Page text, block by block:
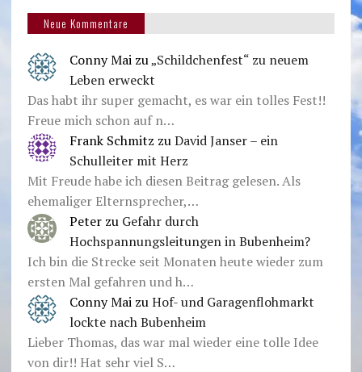
Neue Kommentare
Conny Mai zu„Schildchenfest“ zu neuem
Leben erweckt
Das habt ihr super gemacht, es war ein tolles Fest!!
Freue mich schon auf n…
Frank Schmitz zu David Janser – ein
Schulleiter mit Herz
Mit Freude habe ich diesen Beitrag gelesen. Als
ehemaliger Elternsprecher,…
Peter zu Gefahr durch
Hochspannungsleitungen in Bubenheim?
Ich bin die Strecke seit Monaten heute wieder zum
ersten Mal gefahren und h…
Conny Mai zu Hof- und Garagenflohmarkt
lockte nach Bubenheim
Lieber Thomas, das war mal wieder eine tolle Idee
von dir!! Hat sehr viel S…